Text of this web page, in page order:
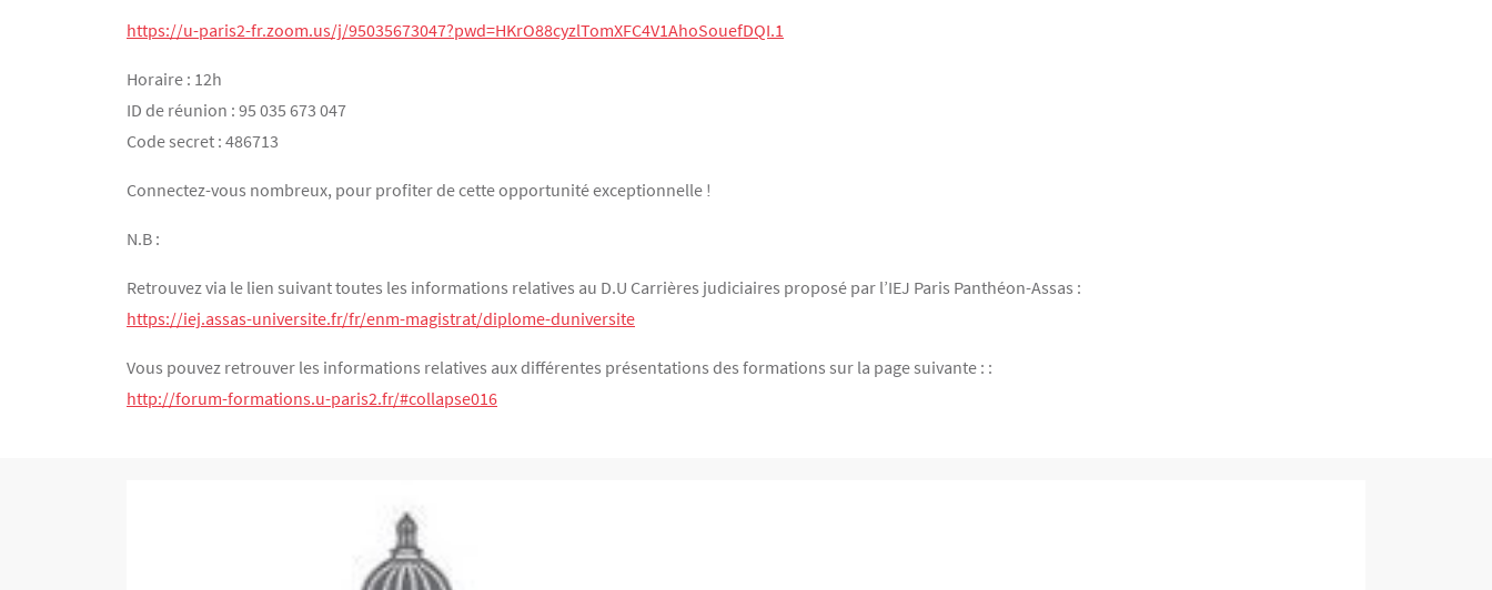
https://u-paris2-fr.zoom.us/j/95035673047?pwd=HKrO88cyzlTomXFC4V1AhoSouefDQI.1
Horaire : 12h
ID de réunion : 95 035 673 047
Code secret : 486713
Connectez-vous nombreux, pour profiter de cette opportunité exceptionnelle !
N.B :
Retrouvez via le lien suivant toutes les informations relatives au D.U Carrières judiciaires proposé par l’IEJ Paris Panthéon-Assas :
https://iej.assas-universite.fr/fr/enm-magistrat/diplome-duniversite
Vous pouvez retrouver les informations relatives aux différentes présentations des formations sur la page suivante : :
http://forum-formations.u-paris2.fr/#collapse016